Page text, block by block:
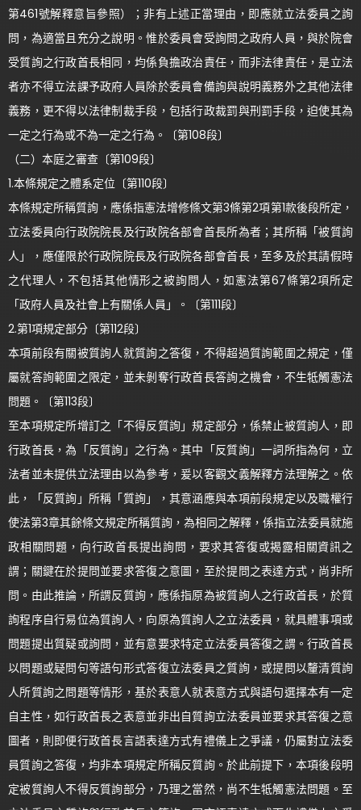
第461號解釋意旨參照）；非有上述正當理由，即應就立法委員之詢
問，為適當且充分之說明。惟於委員會受詢問之政府人員，與於院會
受質詢之行政首長相同，均係負擔政治責任，而非法律責任，是立法
者亦不得立法課予政府人員除於委員會備詢與說明義務外之其他法律
義務，更不得以法律制裁手段，包括行政裁罰與刑罰手段，迫使其為
一定之行為或不為一定之行為。〔第108段〕
（二）本庭之審查〔第109段〕
1.本條規定之體系定位〔第110段〕
本條規定所稱質詢，應係指憲法增修條文第3條第2項第1款後段所定，
立法委員向行政院院長及行政院各部會首長所為者；其所稱「被質詢
人」，應僅限於行政院院長及行政院各部會首長，至多及於其請假時
之代理人，不包括其他情形之被詢問人，如憲法第67條第2項所定
「政府人員及社會上有關係人員」。〔第111段〕
2.第1項規定部分〔第112段〕
本項前段有關被質詢人就質詢之答復，不得超過質詢範圍之規定，僅
屬就答詢範圍之限定，並未剝奪行政首長答詢之機會，不生牴觸憲法
問題。〔第113段〕
至本項規定所增訂之「不得反質詢」規定部分，係禁止被質詢人，即
行政首長，為「反質詢」之行為。其中「反質詢」一詞所指為何，立
法者並未提供立法理由以為參考，爰以客觀文義解釋方法理解之。依
此，「反質詢」所稱「質詢」，其意涵應與本項前段規定以及職權行
使法第3章其餘條文規定所稱質詢，為相同之解釋，係指立法委員就施
政相關問題，向行政首長提出詢問，要求其答復或揭露相關資訊之
謂；關鍵在於提問並要求答復之意圖，至於提問之表達方式，尚非所
問。由此推論，所謂反質詢，應係指原為被質詢人之行政首長，於質
詢程序自行易位為質詢人，向原為質詢人之立法委員，就具體事項或
問題提出質疑或詢問，並有意要求特定立法委員答復之謂。行政首長
以問題或疑問句等語句形式答復立法委員之質詢，或提問以釐清質詢
人所質詢之問題等情形，基於表意人就表意方式與語句選擇本有一定
自主性，如行政首長之表意並非出自質詢立法委員並要求其答復之意
圖者，則即便行政首長言語表達方式有禮儀上之爭議，仍屬對立法委
員質詢之答復，均非本項規定所稱反質詢。於此前提下，本項後段明
定被質詢人不得反質詢部分，乃理之當然，尚不生牴觸憲法問題。至